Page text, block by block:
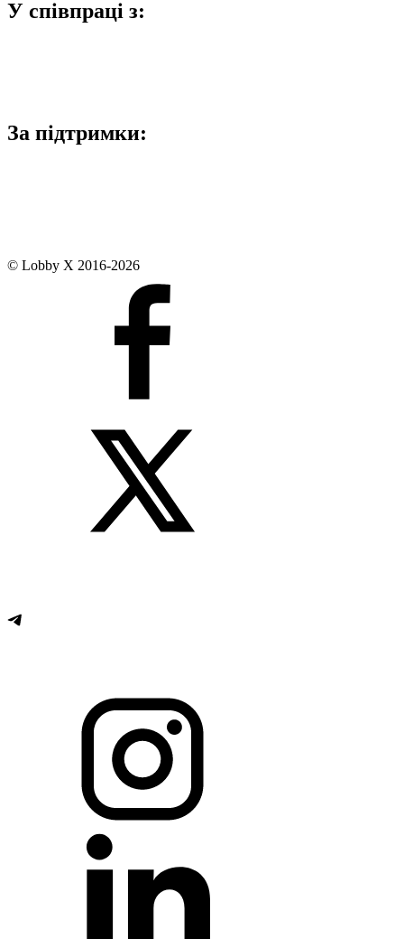
У співпраці з:
За підтримки:
© Lobby X 2016-2026